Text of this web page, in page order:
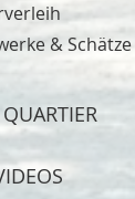
& Schätze